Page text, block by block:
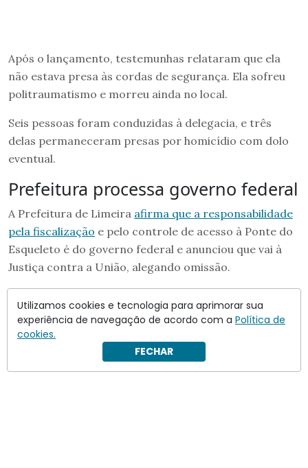
Após o lançamento, testemunhas relataram que ela
não estava presa às cordas de segurança. Ela sofreu
politraumatismo e morreu ainda no local.
Seis pessoas foram conduzidas à delegacia, e três
delas permaneceram presas por homicídio com dolo
eventual.
Prefeitura processa governo federal
A Prefeitura de Limeira afirma que a responsabilidade
pela fiscalização e pelo controle de acesso à Ponte do
Esqueleto é do governo federal e anunciou que vai à
Justiça contra a União, alegando omissão.
Utilizamos cookies e tecnologia para aprimorar sua
experiência de navegação de acordo com a Política de
cookies.
FECHAR